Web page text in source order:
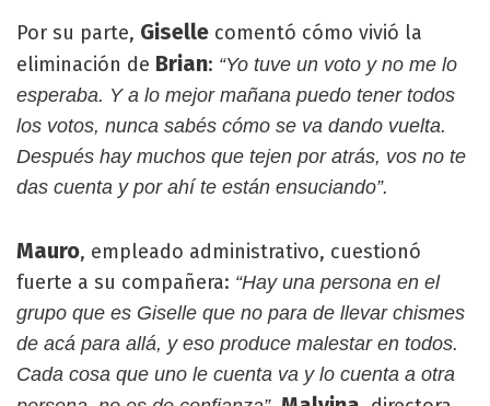
Por su parte, Giselle comentó cómo vivió la
eliminación de Brian: “Yo tuve un voto y no me lo
esperaba. Y a lo mejor mañana puedo tener todos
los votos, nunca sabés cómo se va dando vuelta.
Después hay muchos que tejen por atrás, vos no te
das cuenta y por ahí te están ensuciando”.
Mauro, empleado administrativo, cuestionó
fuerte a su compañera: “Hay una persona en el
grupo que es Giselle que no para de llevar chismes
de acá para allá, y eso produce malestar en todos.
Cada cosa que uno le cuenta va y lo cuenta a otra